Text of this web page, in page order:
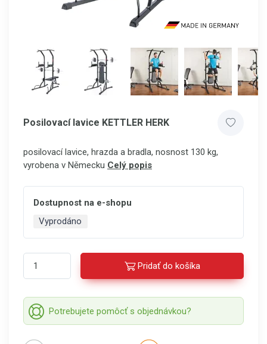
Posilovací lavice KETTLER HERK
posilovací lavice, hrazda a bradla, nosnost 130 kg,
vyrobena v Německu Celý popis
Dostupnost na e-shopu
Vyprodáno
Pridať do košíka
Potrebujete pomôcť s objednávkou?